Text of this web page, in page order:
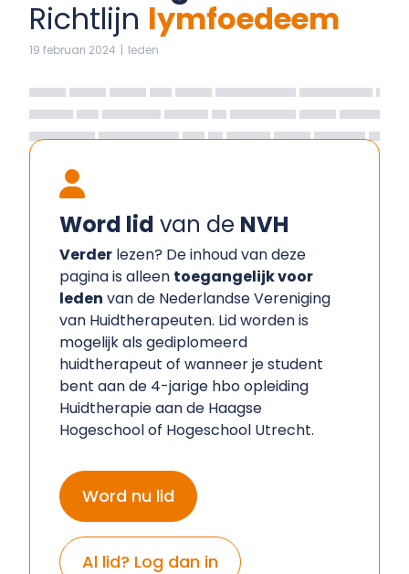
Richtlijn lymfoedeem
19 februari 2024 | leden
Word lid van de NVH
Verder lezen? De inhoud van deze
pagina is alleen toegangelijk voor
leden van de Nederlandse Vereniging
van Huidtherapeuten. Lid worden is
mogelijk als gediplomeerd
huidtherapeut of wanneer je student
bent aan de 4-jarige hbo opleiding
Huidtherapie aan de Haagse
Hogeschool of Hogeschool Utrecht.
Word nu lid
Al lid? Log dan in